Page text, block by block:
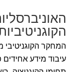
המחקר הקוגניטיבי
עיבוד מידע